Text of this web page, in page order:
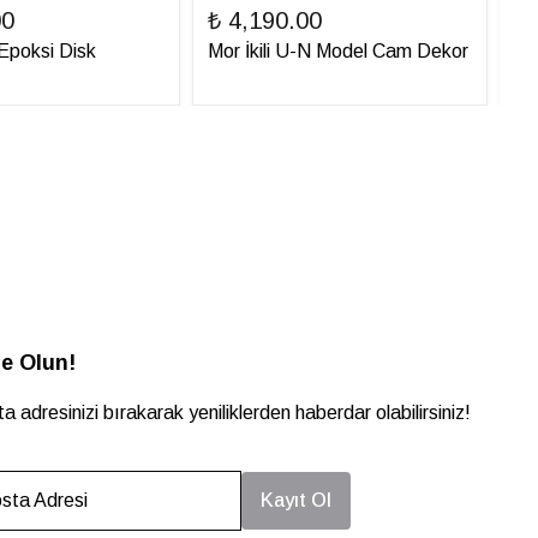
Disk
₺ 4,190.00
Mor İkili U-N Model Cam Dekor
Olun!
adresinizi bırakarak yeniliklerden haberdar olabilirsiniz!
Adresi Kayıt Ol